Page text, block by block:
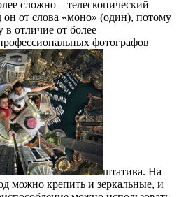
сложно – телескопический
от слова «моно» (один), потому
в отличие от более
фотографов
штатива. На
можно крепить и зеркальные, и